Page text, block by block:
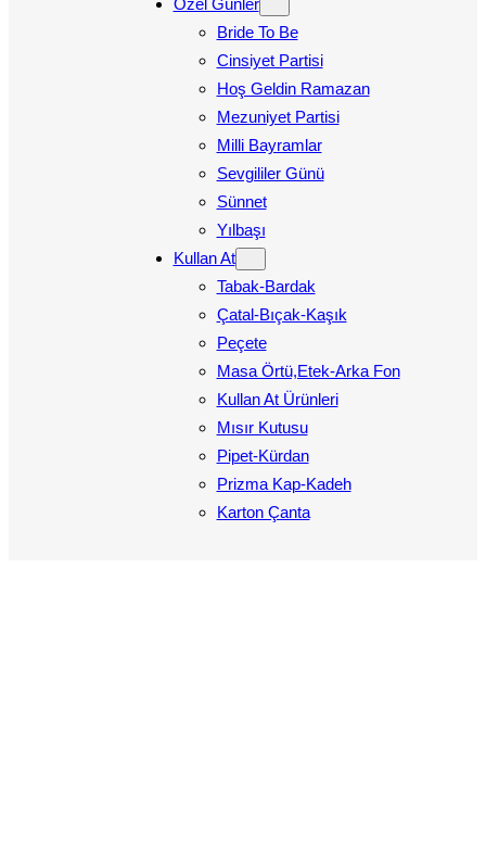
Özel Günler
Bride To Be
Cinsiyet Partisi
Hoş Geldin Ramazan
Mezuniyet Partisi
Milli Bayramlar
Sevgililer Günü
Sünnet
Yılbaşı
Kullan At
Tabak-Bardak
Çatal-Bıçak-Kaşık
Peçete
Masa Örtü,Etek-Arka Fon
Kullan At Ürünleri
Mısır Kutusu
Pipet-Kürdan
Prizma Kap-Kadeh
Karton Çanta